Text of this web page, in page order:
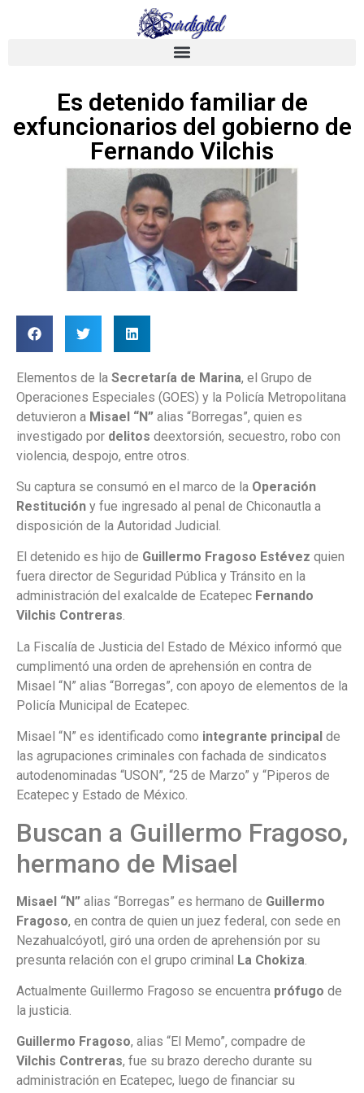
Es detenido familiar de
exfuncionarios del gobierno de
Fernando Vilchis
Elementos de la Secretaría de Marina, el Grupo de
Operaciones Especiales (GOES) y la Policía Metropolitana
detuvieron a Misael “N” alias “Borregas”, quien es
investigado por delitos deextorsión, secuestro, robo con
violencia, despojo, entre otros.
Su captura se consumó en el marco de la Operación
Restitución y fue ingresado al penal de Chiconautla a
disposición de la Autoridad Judicial.
El detenido es hijo de Guillermo Fragoso Estévez quien
fuera director de Seguridad Pública y Tránsito en la
administración del exalcalde de Ecatepec Fernando
Vilchis Contreras.
La Fiscalía de Justicia del Estado de México informó que
cumplimentó una orden de aprehensión en contra de
Misael “N” alias “Borregas”, con apoyo de elementos de la
Policía Municipal de Ecatepec.
Misael “N” es identificado como integrante principal de
las agrupaciones criminales con fachada de sindicatos
autodenominadas “USON”, “25 de Marzo” y “Piperos de
Ecatepec y Estado de México.
Buscan a Guillermo Fragoso,
hermano de Misael
Misael “N” alias “Borregas” es hermano de Guillermo
Fragoso, en contra de quien un juez federal, con sede en
Nezahualcóyotl, giró una orden de aprehensión por su
presunta relación con el grupo criminal La Chokiza
Actualmente Guillermo Fragoso se encuentra prófugo de
la justicia.
Guillermo Fragoso, alias “El Memo”, compadre de
Vilchis Contreras, fue su brazo derecho durante su
administración en Ecatepec, luego de financiar su